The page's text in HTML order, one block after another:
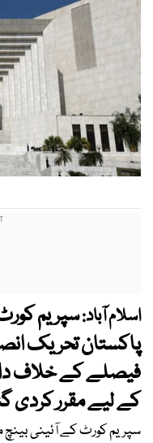
اسلام آباد:سپریم
پاکستان تحریک
فیصلے کے خلاف
کے لیے مقرر کردی
سپریم کورٹ کے آئینی